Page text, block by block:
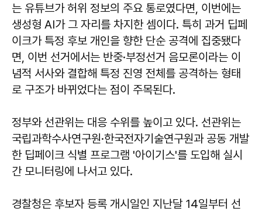
는 유튜브가 허위 정보의 주요 통로였다면, 이번에는
생성형 AI가 그 자리를 차지한 셈이다. 특히 과거 딥페
이크가 특정 후보 개인을 향한 단순 공격에 집중됐다
면, 이번 선거에서는 반중·부정선거 음모론이라는 이
념적 서사와 결합해 특정 진영 전체를 공격하는 형태
로 구조가 바뀌었다는 점이 주목된다.
정부와 선관위는 대응 수위를 높이고 있다. 선관위는
국립과학수사연구원·한국전자기술연구원과 공동 개발
한 딥페이크 식별 프로그램 '아이기스'를 도입해 실시
간 모니터링에 나서고 있다.
경찰청은 후보자 등록 개시일인 지난달 14일부터 선